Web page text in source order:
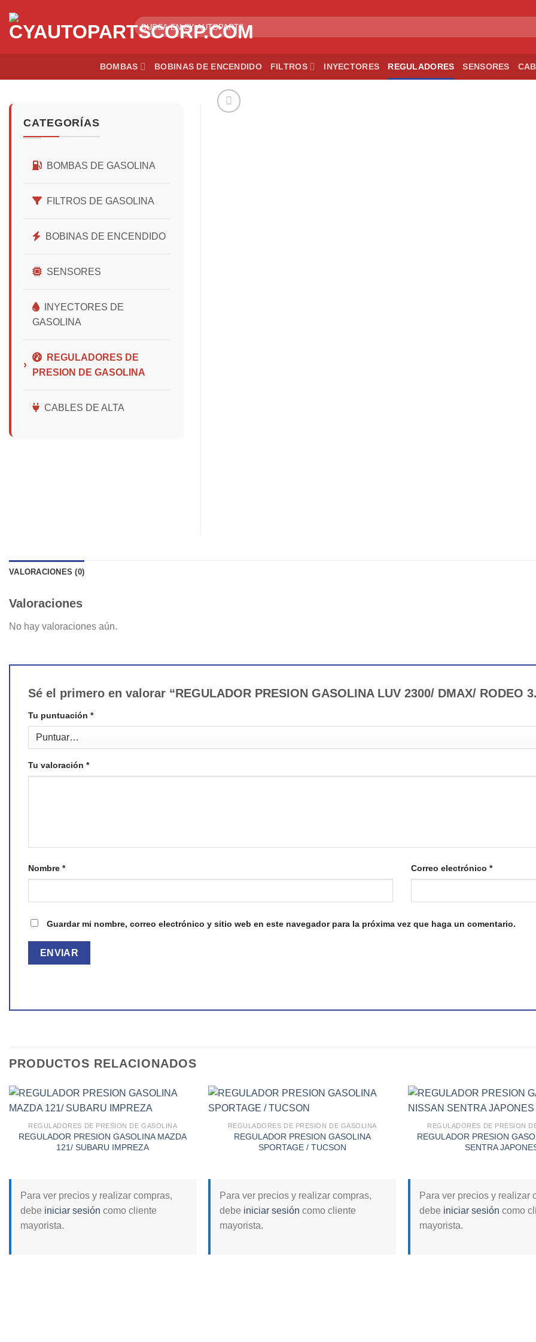
content
Buscar
por:
BOMBAS BOBINAS DE ENCENDIDO FILTROS INYECTORES REGULADORES SENSORES
CATEGORÍAS
BOMBAS DE GASOLINA
FILTROS DE GASOLINA
BOBINAS DE ENCENDIDO
SENSORES
INYECTORES DE
GASOLINA
REGULADORES DE
PRESION DE GASOLINA
CABLES DE ALTA
VALORACIONES (0)
Valoraciones
No hay valoraciones aún.
Sé el primero en valorar “REGULADOR PRESION GASOLINA LUV 2300/ DMAX/ RODEO
Tu puntuación *
Tu valoración *
Nombre * Correo electrónico *
Guardar mi nombre, correo electrónico y sitio web en este navegador para la próxima vez que haga un comentario.
PRODUCTOS RELACIONADOS
Add to
REGULADORES DE PRESION DE GASOLINA
REGULADOR PRESION GASOLINA MAZDA
121/ SUBARU IMPREZA
Para ver precios y realizar compras,
debe iniciar sesión como cliente
mayorista.
Add to
REGULADORES DE PRESION DE GASOLINA
REGULADOR PRESION GASOLINA
SPORTAGE / TUCSON
Para ver precios y realizar compras,
debe iniciar sesión como cliente
mayorista.
REGULADORES DE PRESION
REGULADOR PRESION
SENTRA
Para ver precios y realizar
debe iniciar sesión como
mayorista.